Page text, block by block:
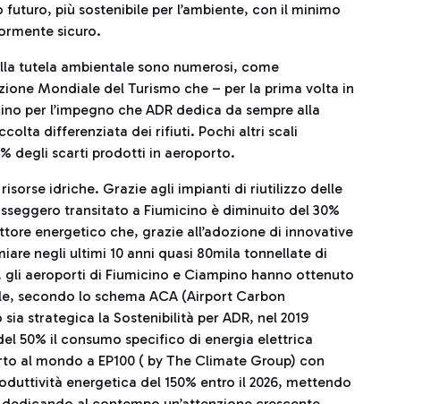
più sostenibile per l’ambiente, con il minimo
sicuro.
tutela ambientale sono numerosi, come
Mondiale del Turismo che – per la prima volta in
per l’impegno che ADR dedica da sempre alla
differenziata dei rifiuti. Pochi altri scali
degli scarti prodotti in aeroporto.
idriche. Grazie agli impianti di riutilizzo delle
transitato a Fiumicino è diminuito del 30%
energetico che, grazie all’adozione di innovative
negli ultimi 10 anni quasi 80mila tonnellate di
aeroporti di Fiumicino e Ciampino hanno ottenuto
secondo lo schema ACA (Airport Carbon
strategica la Sostenibilità per ADR, nel 2019
50% il consumo specifico di energia elettrica
al mondo a EP100 ( by The Climate Group) con
energetica del 150% entro il 2026, mettendo